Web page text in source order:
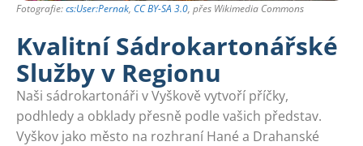
Fotografie:cs:User:Pernak, CC BY-SA 3.0, přes Wikimedia Commons
Kvalitní Sádrokartonářské
Služby v Regionu
Naši sádrokartonáři v Vyškově vytvoří příčky,
podhledy a obklady přesně podle vašich představ.
Vyškov jako město na rozhraní Hané a Drahanské